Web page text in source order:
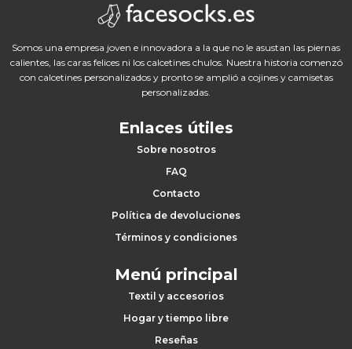
Somos una empresa joven e innovadora a la que no le asustan las piernas
calientes, las caras felices ni los calcetines chulos. Nuestra historia comenzó
con calcetines personalizados y pronto se amplió a cojines y camisetas
personalizadas.
Enlaces útiles
Sobre nosotros
FAQ
Contacto
Política de devoluciones
Términos y condiciones
Menú principal
Textil y accesorios
Hogar y tiempo libre
Reseñas